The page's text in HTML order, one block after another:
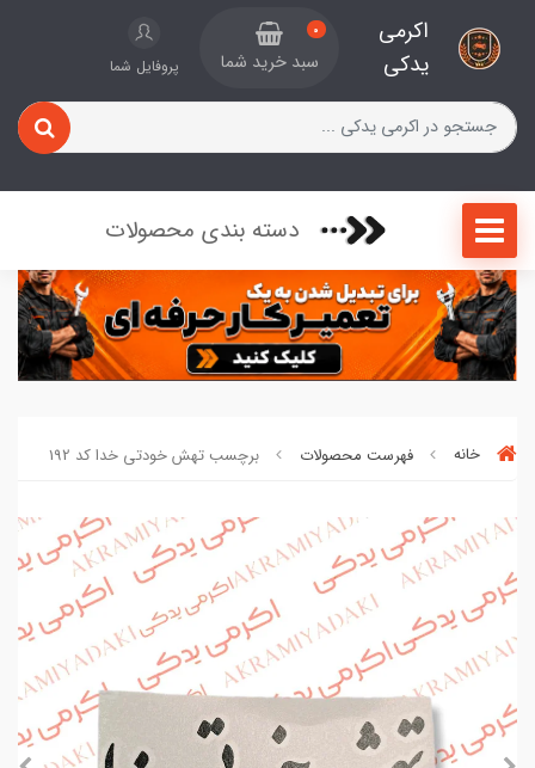
اکرمی
یدکی
0
سبد خرید شما پروفایل شما
دسته بندی محصولات
خانه فهرست محصولات برچسب تهش خودتی خدا کد 192